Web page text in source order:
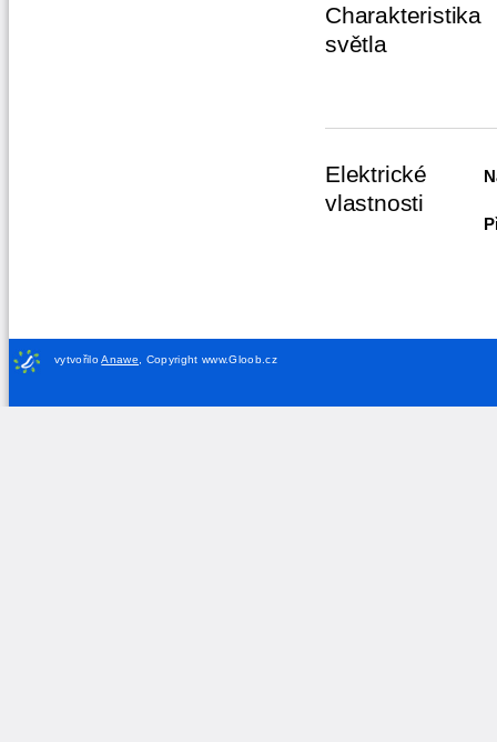
Charakteristika
světla
Elektrické
vlastnosti
vytvořiloAnawe Copyright www.Gloob.cz